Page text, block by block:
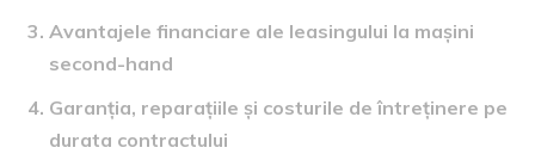
Avantajele financiare ale leasingului la mașini
second-hand
Garanția, reparațiile și costurile de întreținere pe
durata contractului